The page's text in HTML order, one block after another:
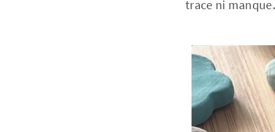
trace ni